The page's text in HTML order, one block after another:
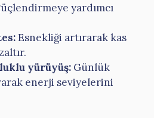
yardımcı
Esnekliği artırarak kas
yürüyüş: Günlük
enerji seviyelerini